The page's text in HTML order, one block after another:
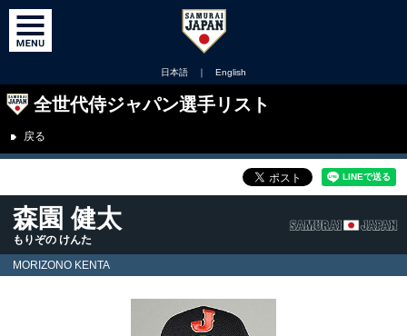
日本語 ｜ English
全世代侍ジャパン選手リスト
戻る
森園 健太
もりぞの けんた
MORIZONO KENTA